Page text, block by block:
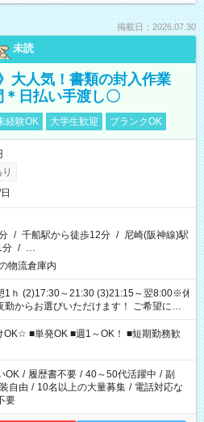
掲載日：2026.07.30
未読
大人気！書類の封入作業
日払い手渡し〇
経験OK 大学生歓迎 ブランクOK
/ 千船駅から徒歩12分 / 尼崎(阪神線)駅
分 / …
物流倉庫内
ｈ (2)17:30～21:30 (3)21:15～翌8:00※休
勤からお選びいただけます！ ご希望に合
る勤務時間】 8-17
時/11-21時/18-22時/20-翌4時/21-翌5
自身のご都合で選んで頂ける完全自由シ
OK☆ ■単発OK ■週1～OK！ ■短期勤務歓
OK / 履歴書不要 / 40～50代活躍中 / 副
自由 / 10名以上の大量募集 / 電話対応な
要